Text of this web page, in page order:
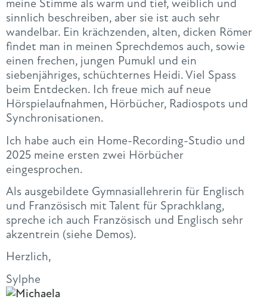
meine Stimme als warm und tief, weiblich und
sinnlich beschreiben, aber sie ist auch sehr
wandelbar. Ein krächzenden, alten, dicken Römer
findet man in meinen Sprechdemos auch, sowie
einen frechen, jungen Pumukl und ein
siebenjähriges, schüchternes Heidi. Viel Spass
beim Entdecken. Ich freue mich auf neue
Hörspielaufnahmen, Hörbücher, Radiospots und
Synchronisationen.
Ich habe auch ein Home-Recording-Studio und
2025 meine ersten zwei Hörbücher
eingesprochen.
Als ausgebildete Gymnasiallehrerin für Englisch
und Französisch mit Talent für Sprachklang,
spreche ich auch Französisch und Englisch sehr
akzentrein (siehe Demos).
Herzlich,
Sylphe